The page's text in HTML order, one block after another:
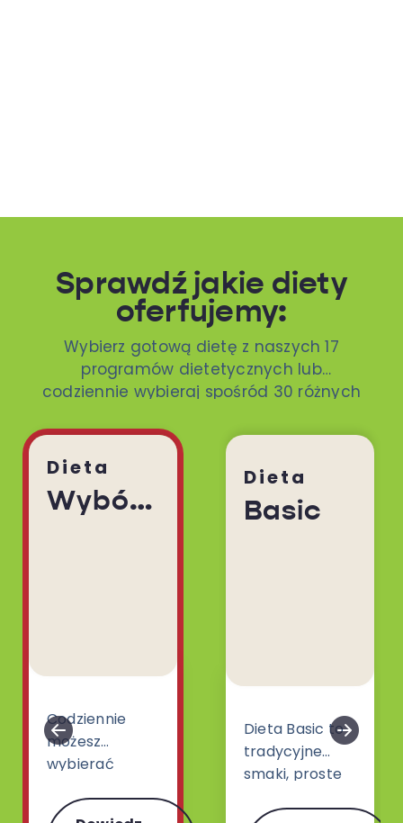
Sprawdź jakie diety
oferfujemy:
Wybierz gotową dietę z naszych 17
programów dietetycznych lub
codziennie wybieraj spośród 30 różnych
Dieta
Wybór Menu
Codziennie
możesz
wybierać
różnych dań.
Dieta
Basic
Dieta Basic to
tradycyjne
smaki, proste
gatunku z